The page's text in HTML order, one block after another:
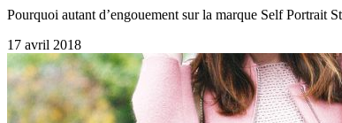
Pourquoi autant d’engouement sur la marque Self
17 avril 2018